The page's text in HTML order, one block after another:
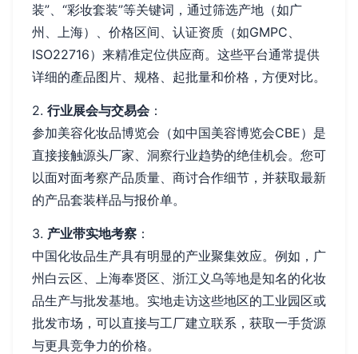
装”、“彩妆套装”等关键词，通过筛选产地（如广
州、上海）、价格区间、认证资质（如GMPC、
ISO22716）来精准定位供应商。这些平台通常提供
详细的產品图片、规格、起批量和价格，方便对比。
2. 行业展会与交易会 ：
参加美容化妆品博览会（如中国美容博览会CBE）是
直接接触源头厂家、洞察行业趋势的绝佳机会。您可
以面对面考察产品质量、商讨合作细节，并获取最新
的产品套装样品与报价单。
3. 产业带实地考察 ：
中国化妆品生产具有明显的产业聚集效应。例如，广
州白云区、上海奉贤区、浙江义乌等地是知名的化妆
品生产与批发基地。实地走访这些地区的工业园区或
批发市场，可以直接与工厂建立联系，获取一手货源
与更具竞争力的价格。